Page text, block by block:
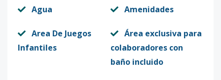
Agua Amenidades
Area De Juegos
Infantiles
Área exclusiva para
colaboradores con
baño incluido